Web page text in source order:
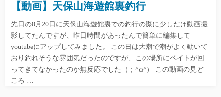
【動画】天保山海遊館裏釣行
先日の8月20日に天保山海遊館裏での釣行の際に少しだけ動画撮
影してたんですが、昨日時間があったんで簡単に編集して
youtubeにアップしてみました。 この日は大潮で潮がよく動いて
おり釣れそうな雰囲気だったのですが、この場所にベイトが回
ってきてなかったのか無反応でした（；^ω^） この動画の見ど
ころ …